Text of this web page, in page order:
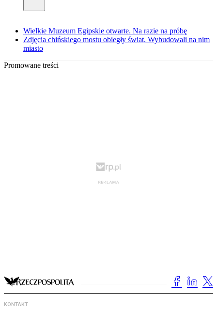
Wielkie Muzeum Egipskie otwarte. Na razie na próbę
Zdjęcia chińskiego mostu obiegły świat. Wybudowali na nim
miasto
Promowane treści
KONTAKT